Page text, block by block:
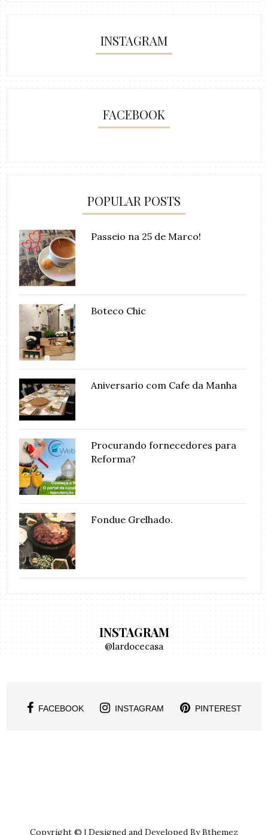
INSTAGRAM
FACEBOOK
POPULAR POSTS
Passeio na 25 de Marco!
Boteco Chic
Aniversario com Cafe da Manha
Procurando fornecedores para
Reforma?
Fondue Grelhado.
INSTAGRAM
@lardocecasa
FACEBOOK INSTAGRAM PINTEREST
Copyright © | Designed and Developed By Bthemez